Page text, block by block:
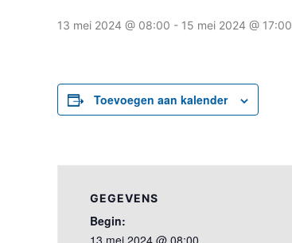
13 mei 2024 @ 08:00 - 15 mei 2024 @ 17:00
Toevoegen aan kalender
GEGEVENS
Begin:
13 mei 2024 @ 08:00